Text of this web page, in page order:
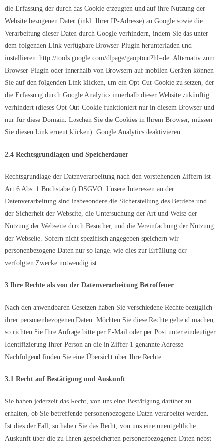
die Erfassung der durch das Cookie erzeugten und auf ihre Nutzung der
Website bezogenen Daten (inkl. Ihrer IP-Adresse) an Google sowie die
Verarbeitung dieser Daten durch Google verhindern, indem Sie das unter
dem folgenden Link verfügbare Browser-Plugin herunterladen und
installieren: http://tools.google.com/dlpage/gaoptout?hl=de. Alternativ zum
Browser-Plugin oder innerhalb von Browsern auf mobilen Geräten können
Sie auf den folgenden Link klicken, um ein Opt-Out-Cookie zu setzen, der
die Erfassung durch Google Analytics innerhalb dieser Website zukünftig
verhindert (dieses Opt-Out-Cookie funktioniert nur in diesem Browser und
nur für diese Domain. Löschen Sie die Cookies in Ihrem Browser, müssen
Sie diesen Link erneut klicken): Google Analytics deaktivieren
2.4 Rechtsgrundlagen und Speicherdauer
Rechtsgrundlage der Datenverarbeitung nach den vorstehenden Ziffern ist
Art 6 Abs. 1 Buchstabe f) DSGVO. Unsere Interessen an der
Datenverarbeitung sind insbesondere die Sicherstellung des Betriebs und
der Sicherheit der Webseite, die Untersuchung der Art und Weise der
Nutzung der Webseite durch Besucher, und die Vereinfachung der Nutzung
der Webseite. Sofern nicht spezifisch angegeben speichern wir
personenbezogene Daten nur so lange, wie dies zur Erfüllung der
verfolgten Zwecke notwendig ist.
3 Ihre Rechte als von der Datenverarbeitung Betroffener
Nach den anwendbaren Gesetzen haben Sie verschiedene Rechte bezüglich
ihrer personenbezogenen Daten. Möchten Sie diese Rechte geltend machen,
so richten Sie Ihre Anfrage bitte per E-Mail oder per Post unter eindeutiger
Identifizierung Ihrer Person an die in Ziffer 1 genannte Adresse.
Nachfolgend finden Sie eine Übersicht über Ihre Rechte.
3.1 Recht auf Bestätigung und Auskunft
Sie haben jederzeit das Recht, von uns eine Bestätigung darüber zu
erhalten, ob Sie betreffende personenbezogene Daten verarbeitet werden.
Ist dies der Fall, so haben Sie das Recht, von uns eine unentgeltliche
Auskunft über die zu Ihnen gespeicherten personenbezogenen Daten nebst